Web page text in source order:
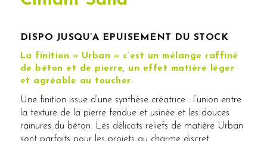
DISPO JUSQU’A EPUISEMENT DU STOCK
La finition « Urban » c’est un mélange raffiné
de béton et de pierre, un effet matière léger
et agréable au toucher.
Une finition issue d’une synthèse créatrice : l’union entre
la texture de la pierre fendue et usinée et les douces
rainures du béton. Les délicats reliefs de matière Urban